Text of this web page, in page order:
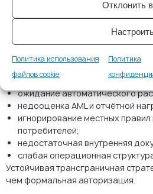
Отклонить
Политика использования
файлов cookie
Политика
стратегиях
Основатели криптокомпаний
Среди распространённых ошибок:
ожидание автоматического
недооценка AML и отчётной
игнорирование местных
потребителей;
недостаточная внутренняя
слабая операционная
Устойчивая трансграничная
чем формальная авторизация.